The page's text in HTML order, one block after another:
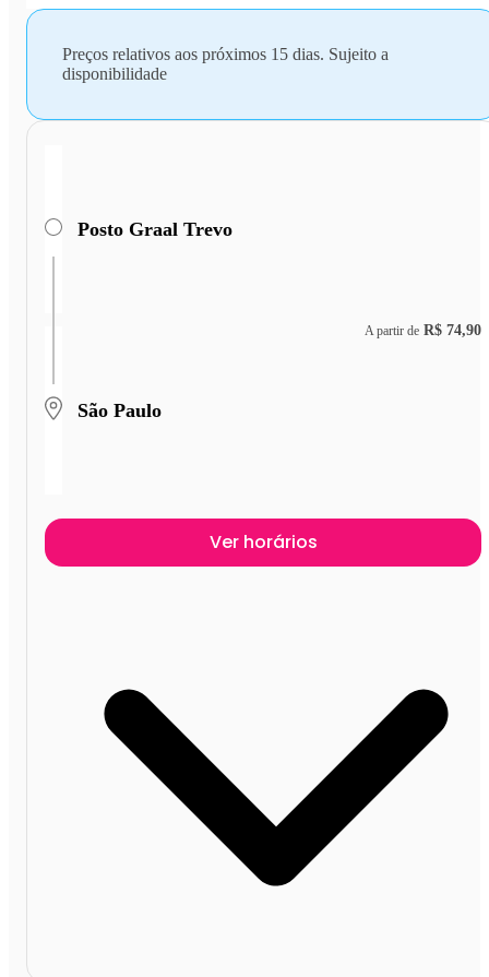
Preços relativos aos próximos 15 dias. Sujeito a
disponibilidade
Posto Graal Trevo
São Paulo
A partir de R$ 74,90
Ver horários